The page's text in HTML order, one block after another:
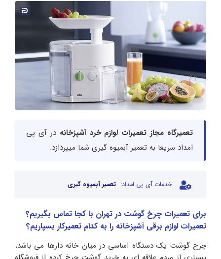
تعمیرگاه مجاز تعمیرات لوازم خرد آشپزخانه در آی پی
امداد سریعا به تعمیر آبمیوه گیری شما میپردازد.
خدمات آی پی امداد: تعمیر آبمیوه گیری
برای تعمیرات چرخ گوشت در تهران با کجا تماس بگیریم؟
تعمیرات لوازم برقی آشپزخانه را به کدام تعمیرکار بسپاریم؟
چرخ گوشت یک دستگاه اساسی در میان خانه دارها می باشد،